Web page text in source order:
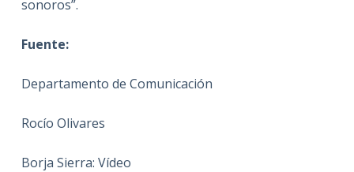
sonoros”.
Fuente:
Departamento de Comunicación
Rocío Olivares
Borja Sierra: Vídeo